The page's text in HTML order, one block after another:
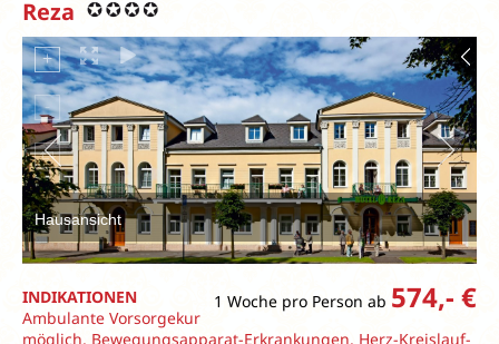
Reza
Hausansicht
1 Woche pro Person ab 574,- €
INDIKATIONEN
Ambulante Vorsorgekur
möglich, Bewegungsapparat-Erkrankungen, Herz-Kreislauf-